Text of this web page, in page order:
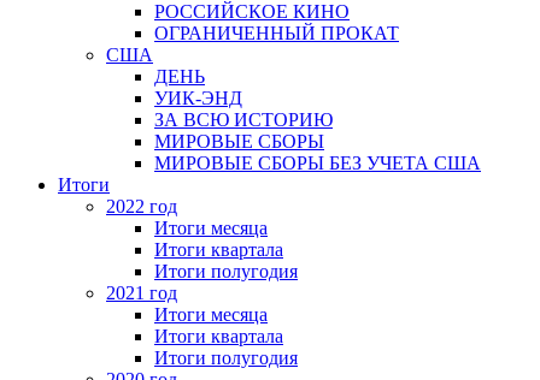
РОССИЙСКОЕ КИНО
ОГРАНИЧЕННЫЙ ПРОКАТ
США
ДЕНЬ
УИК-ЭНД
ЗА ВСЮ ИСТОРИЮ
МИРОВЫЕ СБОРЫ
МИРОВЫЕ СБОРЫ БЕЗ УЧЕТА США
Итоги
2022 год
Итоги месяца
Итоги квартала
Итоги полугодия
2021 год
Итоги месяца
Итоги квартала
Итоги полугодия